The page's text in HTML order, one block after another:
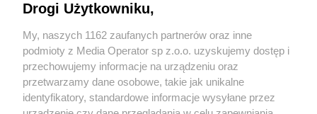
Kobiórze. PiS uparcie blokował otwarcie
4 / 9
Wydawca mediów lokalnych
Drogi Użytkowniku,
My, naszych 1162 zaufanych partnerów oraz inne
podmioty z Media Operator sp z.o.o. uzyskujemy dostęp i
przechowujemy informacje na urządzeniu oraz
przetwarzamy dane osobowe, takie jak unikalne
identyfikatory, standardowe informacje wysyłane przez